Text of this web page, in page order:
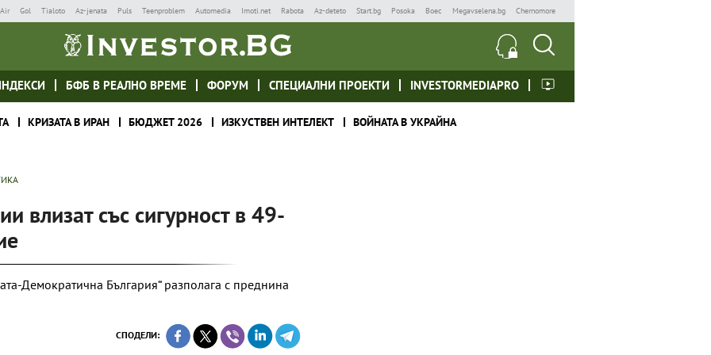
Gol Tialoto Az-jenata Puls Teenproblem Automedia Imoti.net Rabota Az-deteto Start.bg Posoka Boec Megavselena.bg Chernomore
БФБ В РЕАЛНО ВРЕМЕ ФОРУМ СПЕЦИАЛНИ ПРОЕКТИ INVESTORMEDIAPRO
КРИЗАТА В ИРАН БЮДЖЕТ 2026 ИЗКУСТВЕН ИНТЕЛЕКТ ВОЙНАТА В УКРАЙНА
влизат със сигурност в 49-
Демократична България“ разполага с преднина
СПОДЕЛИ: